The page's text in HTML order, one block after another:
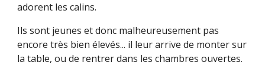
adorent les calins.
Ils sont jeunes et donc malheureusement pas
encore très bien élevés... il leur arrive de monter sur
la table, ou de rentrer dans les chambres ouvertes.